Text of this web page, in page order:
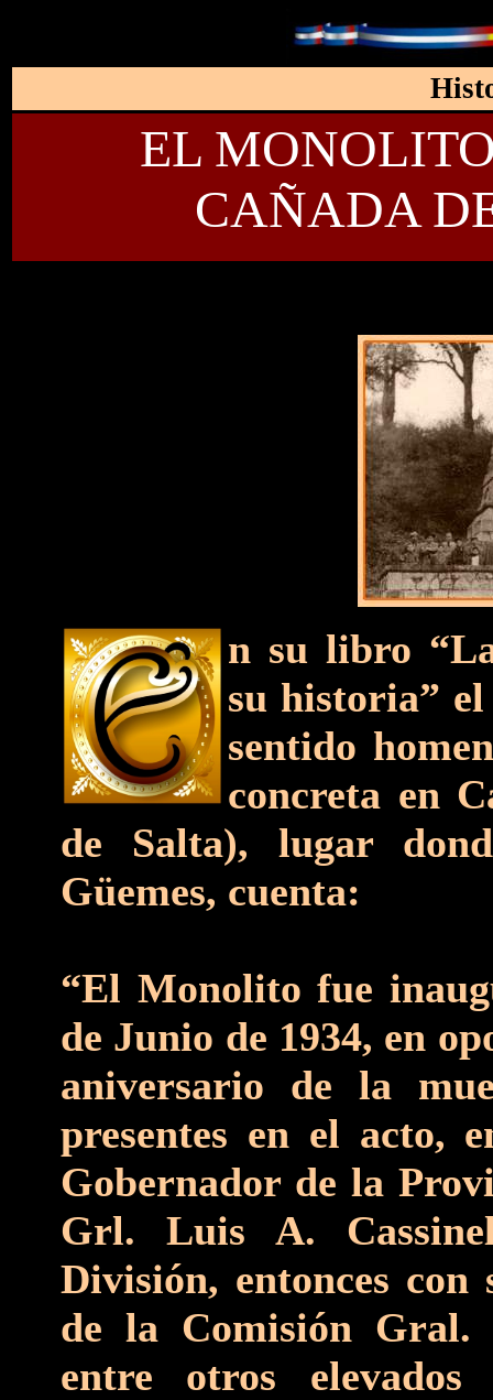
EL
CAÑADA
n su libro
su historia”
sentido
concreta en
de Salta), lugar
Güemes, cuenta:
“El Monolito fue
de Junio de 1934, en
aniversario de la
presentes en el acto,
Gobernador de la
Grl. Luis A.
División, entonces con
de la Comisión Gral.
entre otros elevados